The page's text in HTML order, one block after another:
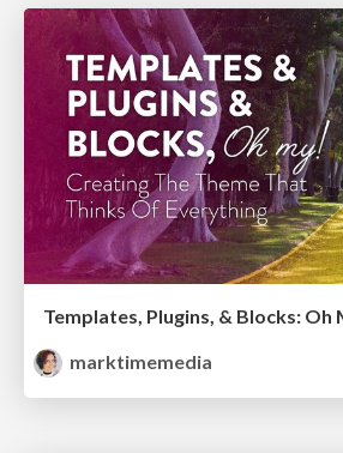
marktimemedia